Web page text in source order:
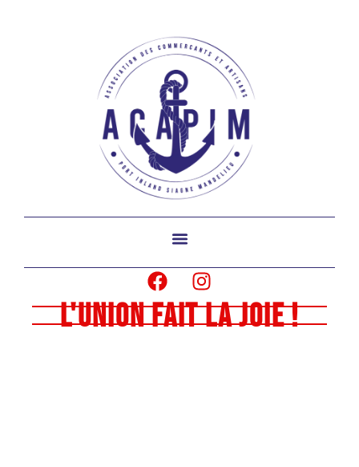
L'union fait la joie !